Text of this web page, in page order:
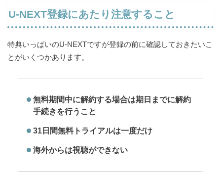
U-NEXT登録にあたり注意すること
特典いっぱいのU-NEXTですが登録の前に確認しておきたいこ
とがいくつかあります。
無料期間中に解約する場合は期日までに解約
手続きを行うこと
31日間無料トライアルは一度だけ
海外からは視聴ができない